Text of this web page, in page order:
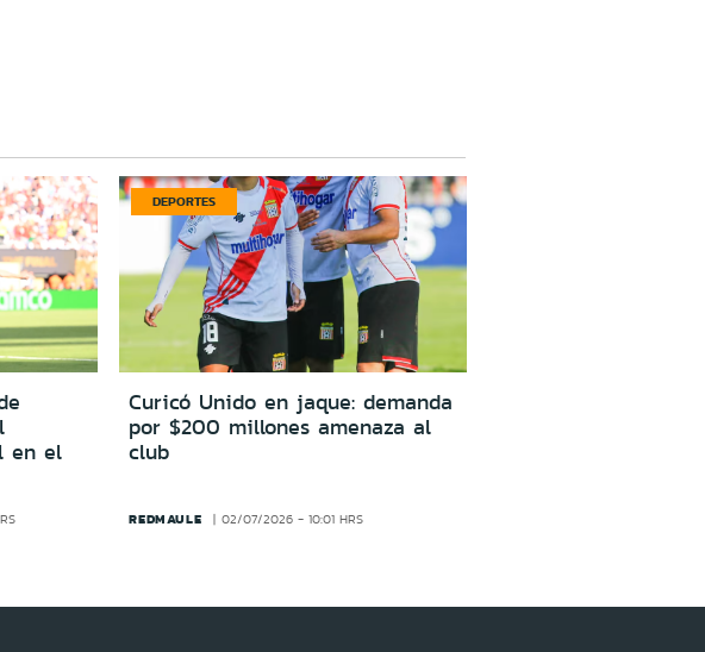
en el
DEPORTES
Curicó Unido en jaque: demanda
por $200 millones amenaza al
club
REDMAULE 02/07/2026 - 10:01 HRS